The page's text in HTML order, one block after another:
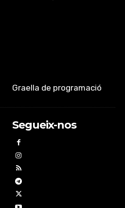
Graella de programació
Segueix-nos